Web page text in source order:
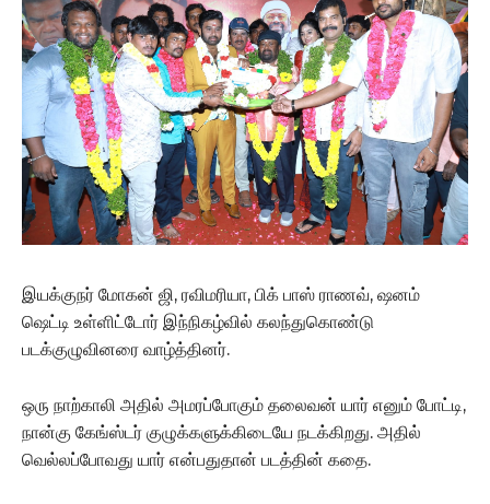
இயக்குநர் மோகன் ஜி, ரவிமரியா, பிக் பாஸ் ராணவ், ஷனம்
ஷெட்டி உள்ளிட்டோர் இந்நிகழ்வில் கலந்துகொண்டு
படக்குழுவினரை வாழ்த்தினர்.
ஒரு நாற்காலி அதில் அமரப்போகும் தலைவன் யார் எனும் போட்டி,
நான்கு கேங்ஸ்டர் குழுக்களுக்கிடையே நடக்கிறது. அதில்
வெல்லப்போவது யார் என்பதுதான் படத்தின் கதை.